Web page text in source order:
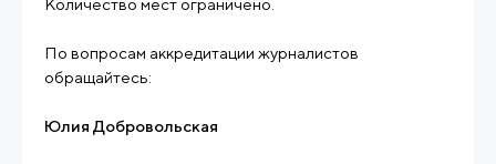
Количество мест ограничено.
По вопросам аккредитации журналистов
обращайтесь:
Юлия Добровольская